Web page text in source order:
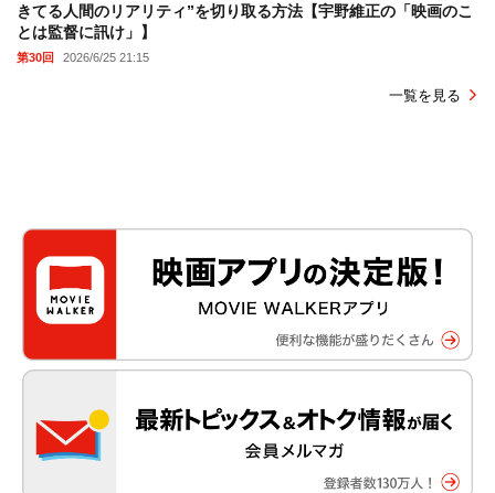
きてる人間のリアリティ”を切り取る方法【宇野維正の「映画のこ
とは監督に訊け」】
第30回 2026/6/25 21:15
一覧を見る